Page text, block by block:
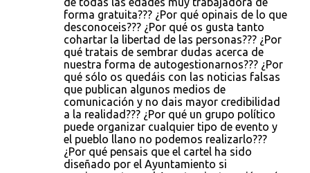
forma gratuita??? ¿Por qué opinais de lo que
desconoceis??? ¿Por qué os gusta tanto
cohartar la libertad de las personas??? ¿Por
qué tratais de sembrar dudas acerca de
nuestra forma de autogestionarnos??? ¿Por
qué sólo os quedáis con las noticias falsas
que publican algunos medios de
comunicación y no dais mayor credibilidad
a la realidad??? ¿Por qué un grupo político
puede organizar cualquier tipo de evento y
el pueblo llano no podemos realizarlo???
¿Por qué pensais que el cartel ha sido
diseñado por el Ayuntamiento si